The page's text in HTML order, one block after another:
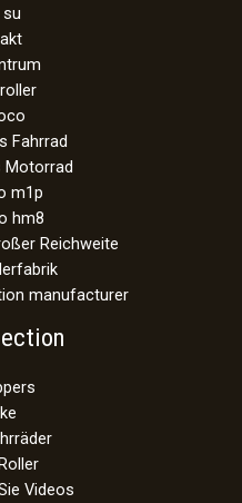
su
Fahrrad
Motorrad
m1p
hm8
Reichweite
manufacturer
Videos